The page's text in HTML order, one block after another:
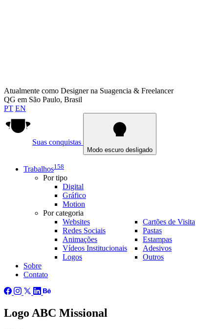
Atualmente como Designer na Suagencia & Freelancer
QG em São Paulo, Brasil
PT EN
Suas conquistas
Modo escuro desligado
Trabalhos158
Por tipo
Digital
Gráfico
Motion
Por categoria
Websites
Redes Sociais
Animações
Vídeos Institucionais
Logos
Cartões de Visita
Pastas
Estampas
Adesivos
Outros
Sobre
Contato
Logo ABC Missional